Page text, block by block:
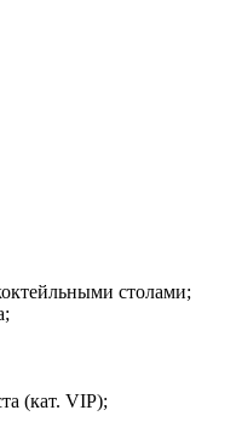
столами;
(кат. VIP);